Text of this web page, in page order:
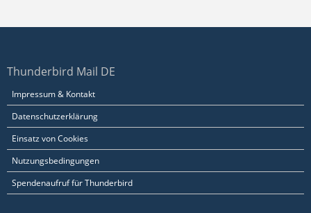
Thunderbird Mail DE
Impressum & Kontakt
Datenschutzerklärung
Einsatz von Cookies
Nutzungsbedingungen
Spendenaufruf für Thunderbird